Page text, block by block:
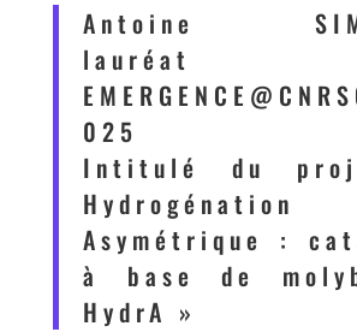
Antoine
lauréat
025
Intitulé du
Hydrogénation
Asymétrique :
à base de
HydrA »